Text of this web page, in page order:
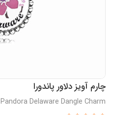
چارم آویز دلاور پاندورا
Pandora Delaware Dangle Charm